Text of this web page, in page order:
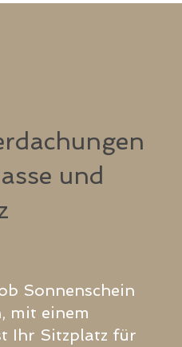
und
Sonnenschein
mit einem
Ihr Sitzplatz für